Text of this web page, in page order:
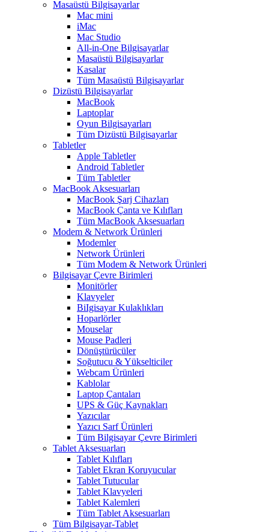
Masaüstü Bilgisayarlar
Mac mini
iMac
Mac Studio
All-in-One Bilgisayarlar
Masaüstü Bilgisayarlar
Kasalar
Tüm Masaüstü Bilgisayarlar
Dizüstü Bilgisayarlar
MacBook
Laptoplar
Oyun Bilgisayarları
Tüm Dizüstü Bilgisayarlar
Tabletler
Apple Tabletler
Android Tabletler
Tüm Tabletler
MacBook Aksesuarları
MacBook Şarj Cihazları
MacBook Çanta ve Kılıfları
Tüm MacBook Aksesuarları
Modem & Network Ürünleri
Modemler
Network Ürünleri
Tüm Modem & Network Ürünleri
Bilgisayar Çevre Birimleri
Monitörler
Klavyeler
BiIgisayar Kulaklıkları
Hoparlörler
Mouselar
Mouse Padleri
Dönüştürücüler
Soğutucu & Yükselticiler
Webcam Ürünleri
Kablolar
Laptop Çantaları
UPS & Güç Kaynakları
Yazıcılar
Yazıcı Sarf Ürünleri
Tüm Bilgisayar Çevre Birimleri
Tablet Aksesuarları
Tablet Kılıfları
Tablet Ekran Koruyucular
Tablet Tutucular
Tablet Klavyeleri
Tablet Kalemleri
Tüm Tablet Aksesuarları
Tüm Bilgisayar-Tablet